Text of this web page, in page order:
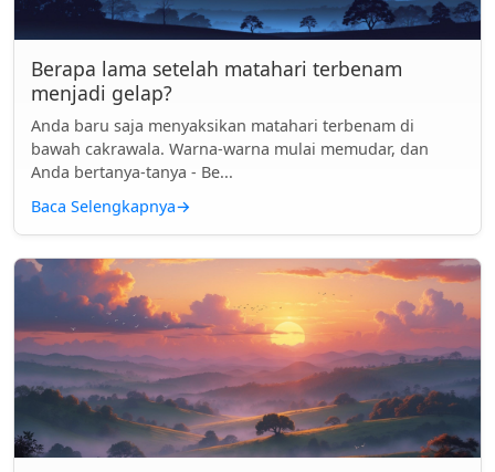
Berapa lama setelah matahari terbenam
menjadi gelap?
Anda baru saja menyaksikan matahari terbenam di
bawah cakrawala. Warna-warna mulai memudar, dan
Anda bertanya-tanya - Be...
Baca Selengkapnya→